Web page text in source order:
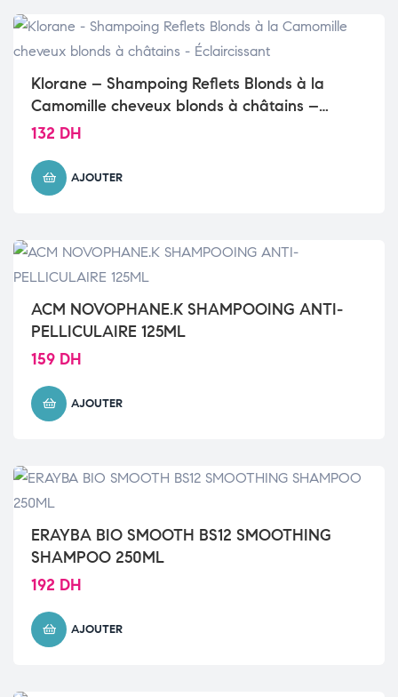
Klorane – Shampoing Reflets Blonds à la
Camomille cheveux blonds à châtains –
Éclaircissant
132 DH
AJOUTER
ACM NOVOPHANE.K SHAMPOOING ANTI-
PELLICULAIRE 125ML
159 DH
AJOUTER
ERAYBA BIO SMOOTH BS12 SMOOTHING
SHAMPOO 250ML
192 DH
AJOUTER